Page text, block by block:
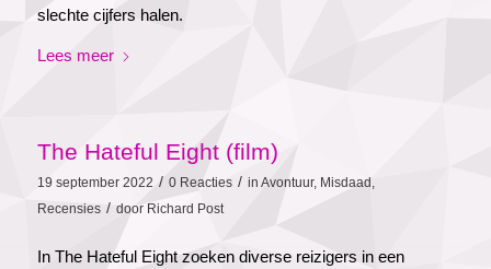
slechte cijfers halen.
Lees meer
The Hateful Eight (film)
19 september 2022 / 0 Reacties / in Avontuur, Misdaad
Recensies / door Richard Post
In The Hateful Eight zoeken diverse reizigers in een